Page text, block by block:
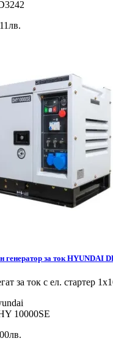
генератор за ток HYUNDAI
за ток с ел. стартер
10000SE